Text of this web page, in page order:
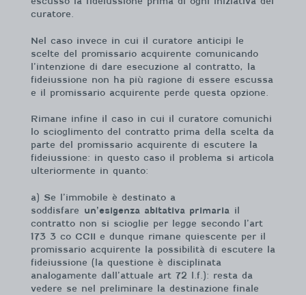
curatore.
Nel caso invece in cui il curatore anticipi le
scelte del promissario acquirente comunicando
l’intenzione di dare esecuzione al contratto, la
fideiussione non ha più ragione di essere escussa
e il promissario acquirente perde questa opzione.
Rimane infine il caso in cui il curatore comunichi
lo scioglimento del contratto prima della scelta da
parte del promissario acquirente di escutere la
fideiussione: in questo caso il problema si articola
ulteriormente in quanto:
a) Se l’immobile è destinato a
soddisfare un’esigenza abitativa primaria il
contratto non si scioglie per legge secondo l’art
173 3 co CCII e dunque rimane quiescente per il
promissario acquirente la possibilità di escutere la
fideiussione (la questione è disciplinata
analogamente dall’attuale art 72 l.f.): resta da
vedere se nel preliminare la destinazione finale